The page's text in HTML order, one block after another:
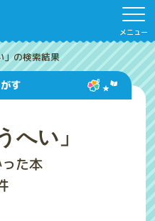
メニュー
の検索結果
す
へい」
た本